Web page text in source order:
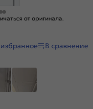
от оригинала.
В сравнение